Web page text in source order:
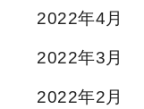
2022年4月
2022年3月
2022年2月